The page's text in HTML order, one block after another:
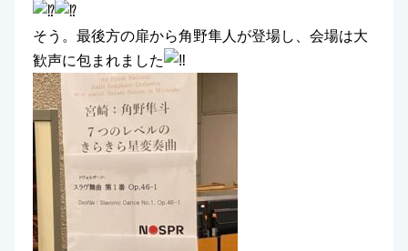
そう。最後方の扉から角野隼人が登場し、会場は大
歓声に包まれました